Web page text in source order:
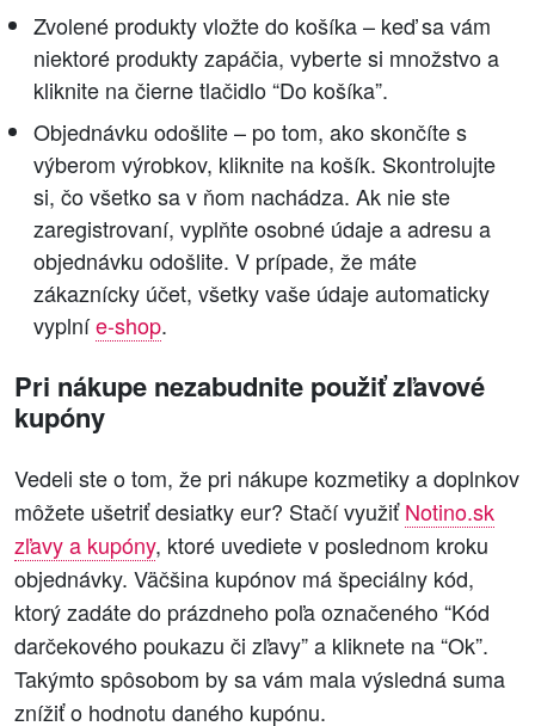
Zvolené produkty vložte do košíka – keď sa vám
niektoré produkty zapáčia, vyberte si množstvo a
kliknite na čierne tlačidlo “Do košíka”.
Objednávku odošlite – po tom, ako skončíte s
výberom výrobkov, kliknite na košík. Skontrolujte
si, čo všetko sa v ňom nachádza. Ak nie ste
zaregistrovaní, vyplňte osobné údaje a adresu a
objednávku odošlite. V prípade, že máte
zákaznícky účet, všetky vaše údaje automaticky
vyplníe-shop.
Pri nákupe nezabudnite použiť zľavové
kupóny
Vedeli ste o tom, že pri nákupe kozmetiky a doplnkov
môžete ušetriť desiatky eur? Stačí využiťNotino.sk
zľavy a kupóny, ktoré uvediete v poslednom kroku
objednávky. Väčšina kupónov má špeciálny kód,
ktorý zadáte do prázdneho poľa označeného “Kód
darčekového poukazu či zľavy” a kliknete na “Ok”.
Takýmto spôsobom by sa vám mala výsledná suma
znížiť o hodnotu daného kupónu.